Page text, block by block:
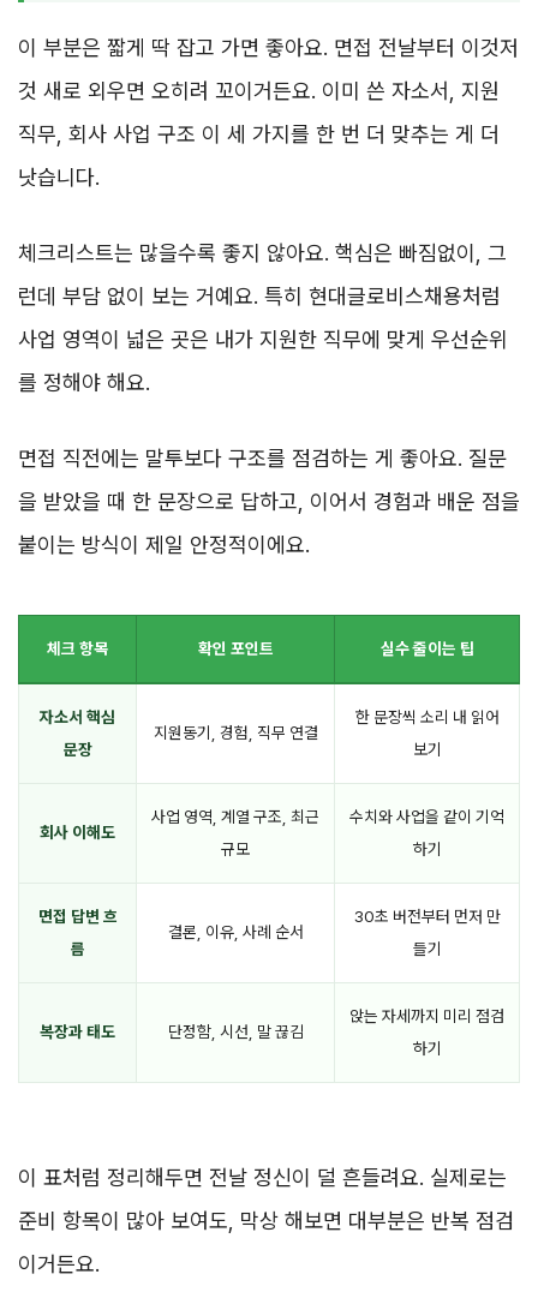
이 부분은 짧게 딱 잡고 가면 좋아요. 면접 전날부터 이것저
것 새로 외우면 오히려 꼬이거든요. 이미 쓴 자소서, 지원
직무, 회사 사업 구조 이 세 가지를 한 번 더 맞추는 게 더
낫습니다.
체크리스트는 많을수록 좋지 않아요. 핵심은 빠짐없이, 그
런데 부담 없이 보는 거예요. 특히 현대글로비스채용처럼
사업 영역이 넓은 곳은 내가 지원한 직무에 맞게 우선순위
를 정해야 해요.
면접 직전에는 말투보다 구조를 점검하는 게 좋아요. 질문
을 받았을 때 한 문장으로 답하고, 이어서 경험과 배운 점을
붙이는 방식이 제일 안정적이에요.
체크 항목 확인 포인트 실수 줄이는 팁
자소서 핵심
문장
지원동기, 경험, 직무 연결
한 문장씩 소리 내 읽어
보기
회사 이해도
사업 영역, 계열 구조, 최근
규모
수치와 사업을 같이 기억
하기
면접 답변 흐
름
결론, 이유, 사례 순서
30초 버전부터 먼저 만
들기
복장과 태도 단정함, 시선, 말 끊김
앉는 자세까지 미리 점검
하기
이 표처럼 정리해두면 전날 정신이 덜 흔들려요. 실제로는
준비 항목이 많아 보여도, 막상 해보면 대부분은 반복 점검
이거든요.